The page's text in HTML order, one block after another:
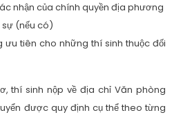
nhận của chính quyền địa phương
sự (nếu có)
ưu tiên cho những thí sinh thuộc đối
thí sinh nộp về địa chỉ Văn phòng
được quy định cụ thể theo từng